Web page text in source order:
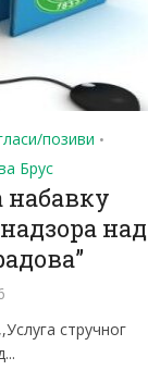
позиви •
Брус
набавку
над
стручног